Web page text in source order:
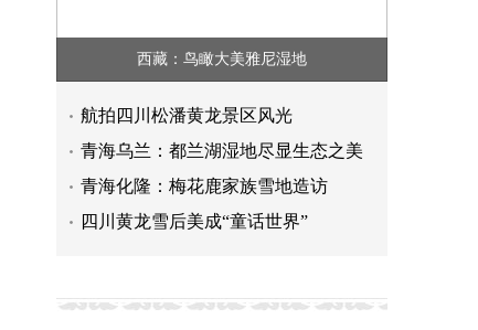
西藏：鸟瞰大美雅尼湿地
航拍四川松潘黄龙景区风光
青海乌兰：都兰湖湿地尽显生态之美
青海化隆：梅花鹿家族雪地造访
四川黄龙雪后美成“童话世界”